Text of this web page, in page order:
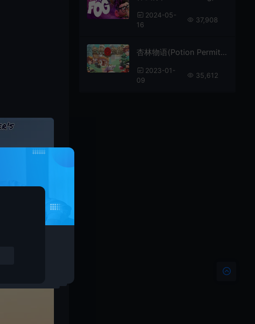
2024-05-
16
37,908
杏林物语(Potion Permit)简中|PC|像素动作冒险RPG游戏
2023-01-
09
35,612